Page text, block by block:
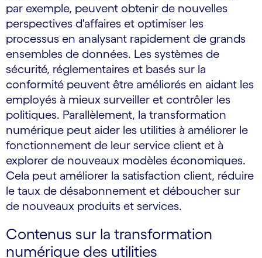
par exemple, peuvent obtenir de nouvelles
perspectives d'affaires et optimiser les
processus en analysant rapidement de grands
ensembles de données. Les systèmes de
sécurité, réglementaires et basés sur la
conformité peuvent être améliorés en aidant les
employés à mieux surveiller et contrôler les
politiques. Parallèlement, la transformation
numérique peut aider les utilities à améliorer le
fonctionnement de leur service client et à
explorer de nouveaux modèles économiques.
Cela peut améliorer la satisfaction client, réduire
le taux de désabonnement et déboucher sur
de nouveaux produits et services.
Contenus sur la transformation
numérique des utilities